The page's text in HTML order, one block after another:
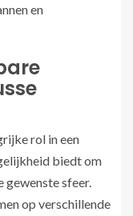
en
rol in een
biedt om
gewenste sfeer.
op verschillende